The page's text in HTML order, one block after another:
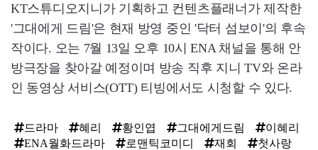
KT스튜디오지니가 기획하고 컨텐츠플래너가 제작한
'그대에게 드림'은 현재 방영 중인 '닥터 섬보이'의 후속
작이다. 오는 7월 13일 오후 10시 ENA 채널을 통해 안
방극장을 찾아갈 예정이며 방송 직후 지니 TV와 온라
인 동영상 서비스(OTT) 티빙에서도 시청할 수 있다.
드라마 혜리 황인엽 그대에게드림
이혜리
ENA월화드라마
로맨틱코미디 재회
첫사랑